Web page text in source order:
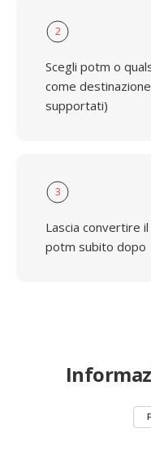
2
Scegli potm o
come
supportati)
3
Lascia convertire
potm subito dopo